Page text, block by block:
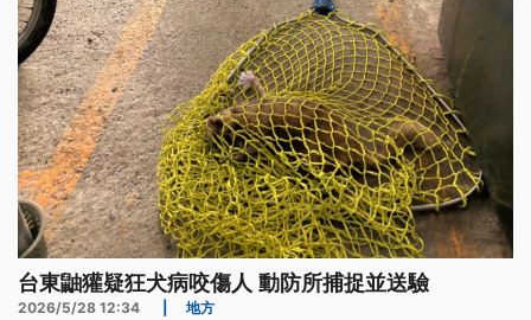
台東鼬獾疑狂犬病咬傷人 動防所捕捉並送驗
2026/5/28 12:34 地方